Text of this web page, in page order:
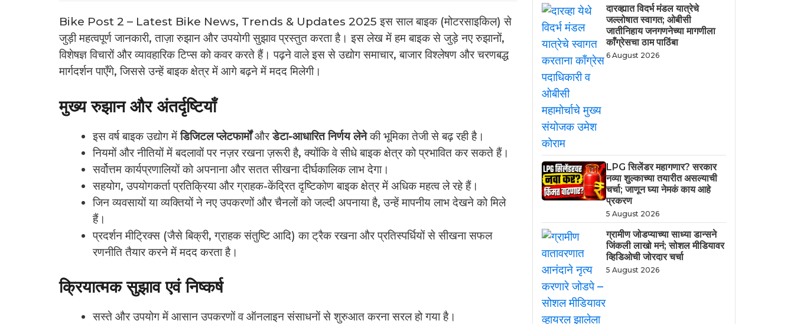
Bike Post 2 – Latest Bike News, Trends & Updates 2025 इस साल बाइक (मोटरसाइकिल) से
जुड़ी महत्वपूर्ण जानकारी, ताज़ा रुझान और उपयोगी सुझाव प्रस्तुत करता है। इस लेख में हम बाइक से जुड़े नए रुझानों,
विशेषज्ञ विचारों और व्यावहारिक टिप्स को कवर करते हैं। पढ़ने वाले इस से उद्योग समाचार, बाजार विश्लेषण और चरणबद्ध
मार्गदर्शन पाएँगे, जिससे उन्हें बाइक क्षेत्र में आगे बढ़ने में मदद मिलेगी।
मुख्य रुझान और अंतर्दृष्टियाँ
इस वर्ष बाइक उद्योग मेंडिजिटल प्लेटफार्मोंऔरडेटा-आधारित निर्णय लेनेकी भूमिका तेजी से बढ़ रही है।
नियमों और नीतियों में बदलावों पर नज़र रखना ज़रूरी है, क्योंकि वे सीधे बाइक क्षेत्र को प्रभावित कर सकते हैं।
सर्वोत्तम कार्यप्रणालियों को अपनाना और सतत सीखना दीर्घकालिक लाभ देगा।
सहयोग, उपयोगकर्ता प्रतिक्रिया और ग्राहक-केंद्रित दृष्टिकोण बाइक क्षेत्र में अधिक महत्व ले रहे हैं।
जिन व्यवसायों या व्यक्तियों ने नए उपकरणों और चैनलों को जल्दी अपनाया है, उन्हें मापनीय लाभ देखने को मिले
हैं।
प्रदर्शन मीट्रिक्स (जैसे बिक्री, ग्राहक संतुष्टि आदि) का ट्रैक रखना और प्रतिस्पर्धियों से सीखना सफल
रणनीति तैयार करने में मदद करता है।
क्रियात्मक सुझाव एवं निष्कर्ष
सस्ते और उपयोग में आसान उपकरणों व ऑनलाइन संसाधनों से शुरुआत करना सरल हो गया है।
दारव्ह्यात विदर्भ मंडल यात्रेचे
जल्लोषात स्वागत; ओबीसी
जातीनिहाय जनगणनेच्या मागणीला
काँग्रेसचा ठाम पाठिंबा
6 August 2026
LPG सिलेंडर महागणार? सरकार
नव्या शुल्काच्या तयारीत असल्याची
चर्चा; जाणून घ्या नेमकं काय आहे
प्रकरण
5 August 2026
ग्रामीण जोडप्याच्या साध्या डान्सने
जिंकली लाखो मनं; सोशल मीडियावर
व्हिडिओची जोरदार चर्चा
5 August 2026